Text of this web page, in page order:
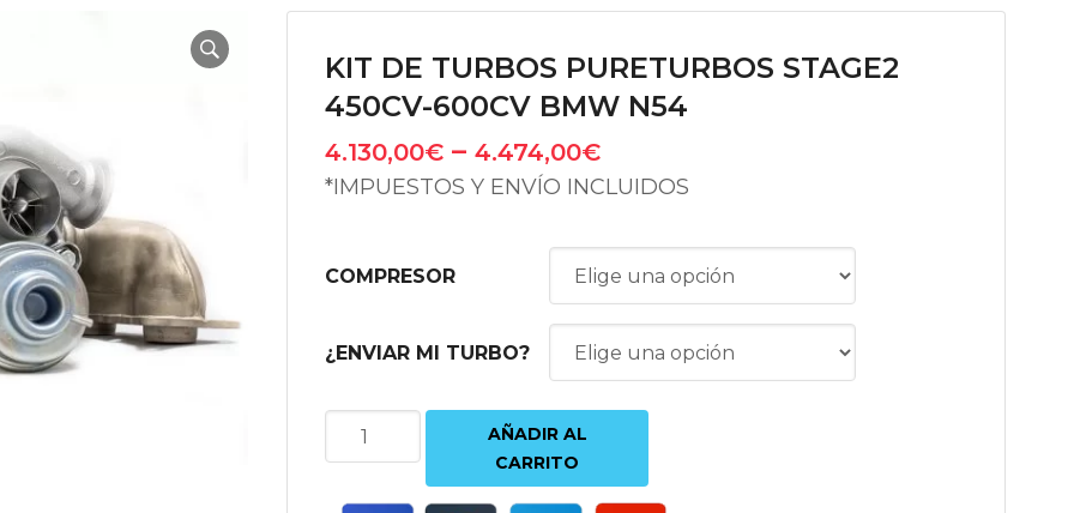
KIT DE TURBOS PURETURBOS STAGE2
450CV-600CV BMW N54
4.130,00€ – 4.474,00€
*IMPUESTOS Y ENVÍO INCLUIDOS
COMPRESOR
¿ENVIAR MI TURBO?
DE
AÑADIR AL
CARRITO